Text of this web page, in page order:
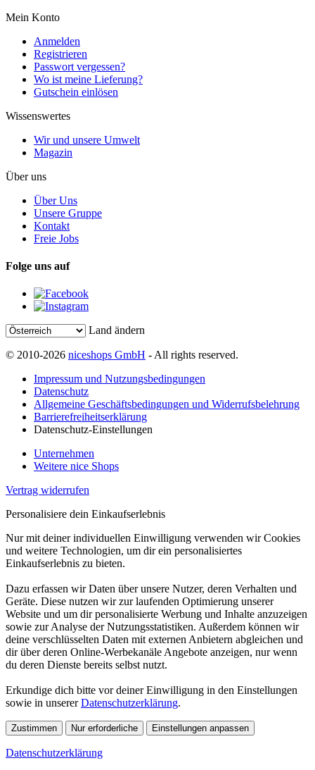
Mein Konto
Anmelden
Registrieren
Passwort vergessen?
Wo ist meine Lieferung?
Gutschein einlösen
Wissenswertes
Wir und unsere Umwelt
Magazin
Über uns
Über Uns
Unsere Gruppe
Kontakt
Freie Jobs
Folge uns auf
Land ändern
© 2010-2026 niceshops GmbH - All rights reserved.
Impressum und Nutzungsbedingungen
Datenschutz
Allgemeine Geschäftsbedingungen und Widerrufsbelehrung
Barrierefreiheitserklärung
Datenschutz-Einstellungen
Unternehmen
Weitere nice Shops
Vertrag widerrufen
Personalisiere dein Einkaufserlebnis
Nur mit deiner individuellen Einwilligung verwenden wir Cookies
und weitere Technologien, um dir ein personalisiertes
Einkaufserlebnis zu bieten.
Dazu erfassen wir Daten über unsere Nutzer, deren Verhalten und
Geräte. Diese nutzen wir zur laufenden Optimierung unserer
Website und um dir personalisierte Werbung und Inhalte anzuzeigen
sowie zur Analyse der Nutzungsstatistiken. Außerdem können wir
deine verschlüsselten Daten mit externen Anbietern abgleichen und
dir über deren Online-Werbekanäle Angebote anzeigen, nur wenn
du deren Dienste bereits selbst nutzt.
Erkundige dich bitte vor deiner Einwilligung in den Einstellungen
sowie in unsererDatenschutzerklärung.
Zustimmen Nur erforderliche Einstellungen anpassen
Datenschutzerklärung